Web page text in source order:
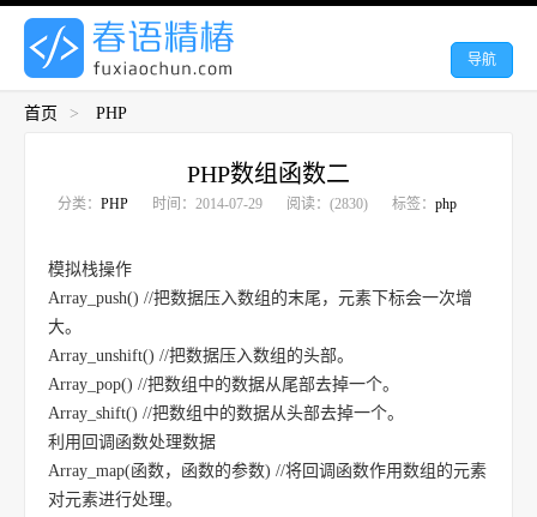
导航
首页 > PHP
PHP数组函数二
分类： PHP 时间：2014-07-29 阅读：(2830) 标签： php
模拟栈操作
Array_push() //把数据压入数组的末尾，元素下标会一次增
大。
Array_unshift() //把数据压入数组的头部。
Array_pop() //把数组中的数据从尾部去掉一个。
Array_shift() //把数组中的数据从头部去掉一个。
利用回调函数处理数据
Array_map(函数，函数的参数) //将回调函数作用数组的元素
对元素进行处理。